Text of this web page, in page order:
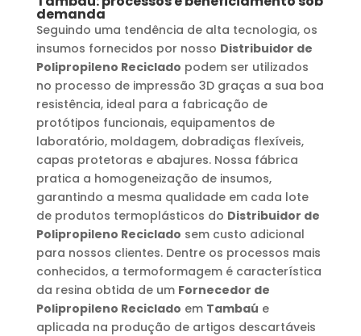
demanda
Seguindo uma tendência de alta tecnologia, os
insumos fornecidos por nosso Distribuidor de
Polipropileno Reciclado podem ser utilizados
no processo de impressão 3D graças a sua boa
resistência, ideal para a fabricação de
protótipos funcionais, equipamentos de
laboratório, moldagem, dobradiças flexíveis,
capas protetoras e abajures. Nossa fábrica
pratica a homogeneização de insumos,
garantindo a mesma qualidade em cada lote
de produtos termoplásticos do Distribuidor de
Polipropileno Reciclado sem custo adicional
para nossos clientes. Dentre os processos mais
conhecidos, a termoformagem é característica
da resina obtida de um Fornecedor de
Polipropileno Reciclado em Tambaú e
aplicada na produção de artigos descartáveis